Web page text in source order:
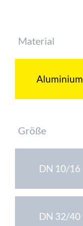
Pflichtfeld
Material
Aluminium
Pflichtfeld
Größe
DN 10/16
DN 32/40